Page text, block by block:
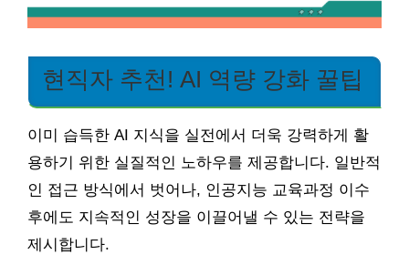
현직자 추천! AI 역량 강화 꿀팁
이미 습득한 AI 지식을 실전에서 더욱 강력하게 활
용하기 위한 실질적인 노하우를 제공합니다. 일반적
인 접근 방식에서 벗어나, 인공지능 교육과정 이수
후에도 지속적인 성장을 이끌어낼 수 있는 전략을
제시합니다.